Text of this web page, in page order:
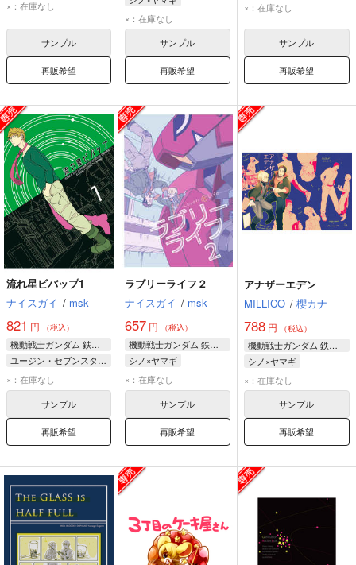
ヤマギ・ギルマトン
×：在庫なし
サンプル
再販希望
ノルバ・シノ
ヤマギ・ギルマトン
×：在庫なし
サンプル
再販希望
ノルバ・シノ
×：在庫なし
サンプル
再販希望
流れ星ビバップ1
ナイスガイ / msk
821 円 （税込）
機動戦士ガンダム 鉄血のオルフェンズ
ユージン・セブンスターク
ヤマギ・ギルマトン
ノルバ・シノ
×：在庫なし
サンプル
再販希望
ラブリーライフ２
ナイスガイ / msk
657 円 （税込）
機動戦士ガンダム 鉄血のオルフェンズ
シノ×ヤマギ
ノルバ・シノ
ヤマギ・ギルマトン
×：在庫なし
サンプル
再販希望
アナザーエデン
MILLICO / 櫻カナ
788円 （税込）
機動戦士ガンダム 鉄血のオルフェンズ
シノ×ヤマギ
ノルバ・シノ
ヤマギ・ギルマトン
×：在庫なし
サンプル
再販希望